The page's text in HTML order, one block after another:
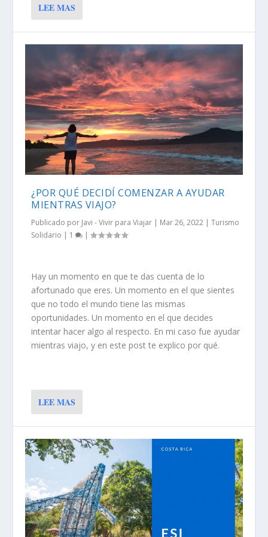
LEE MAS
¿POR QUÉ DECIDÍ COMENZAR A AYUDAR
MIENTRAS VIAJO?
Publicado por Javi - Vivir para Viajar | Mar 26, 2022 |Turismo
Solidario | 1 |
Hay un momento en que te das cuenta de lo
afortunado que eres. Un momento en el que sientes
que no todo el mundo tiene las mismas
oportunidades. Un momento en el que decides
intentar hacer algo al respecto. En mi caso fue ayudar
mientras viajo, y en este post te explico por qué.
LEE MAS